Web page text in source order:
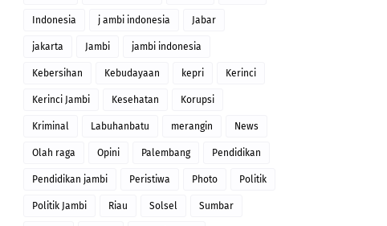
Indonesia j ambi indonesia Jabar
jakarta Jambi jambi indonesia
Kebersihan Kebudayaan kepri Kerinci
Kerinci Jambi Kesehatan Korupsi
Kriminal Labuhanbatu merangin News
Olah raga Opini Palembang Pendidikan
Pendidikan jambi Peristiwa Photo Politik
Politik Jambi Riau Solsel Sumbar